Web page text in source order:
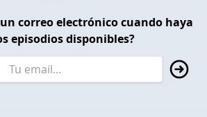
correo electrónico cuando haya
episodios disponibles?